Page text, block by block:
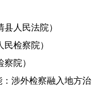
人民法院）
检察院）
院）
涉外检察融入地方治